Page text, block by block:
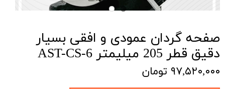
صفحه گردان عمودی و افقی بسیار
دقیق قطر 205 میلیمتر AST-CS-6
۹۷,۵۲۰,۰۰۰ تومان